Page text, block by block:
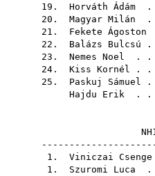
19. Horváth Ádám .
20. Magyar Milán .
21. Fekete Ágoston
22. Balázs Bulcsú .
23. Nemes Noel . .
24. Kiss Kornél .
25. Paskuj Sámuel .
Hajdu Erik . .
1. Viniczai Csenge
1. Szuromi Luca .